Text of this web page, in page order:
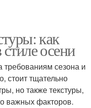
как
осени
требованиям сезона и
стоит тщательно
но также текстуры,
важных факторов.